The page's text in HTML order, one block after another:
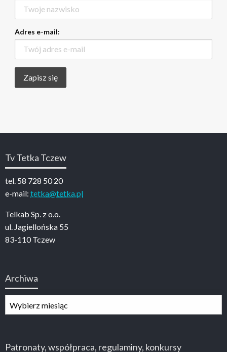
Adres e-mail:
Tv Tetka Tczew
tel. 58 728 50 20
e-mail: tetka@tetka.pl
Telkab Sp. z o.o.
ul. Jagiellońska 55
83-110 Tczew
Archiwa
Patronaty, współpraca, regulaminy, konkursy